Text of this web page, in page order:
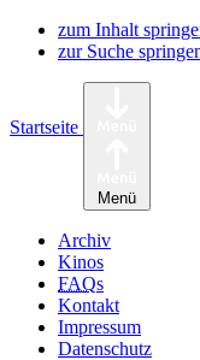
zum Inhalt
zur Suche
Startseite
Menü
Archiv
Kinos
FAQs
Kontakt
Impressum
Datenschutz